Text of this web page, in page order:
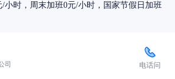
/小时，周末加班0元/小时，国家节假日加班
司 电话问